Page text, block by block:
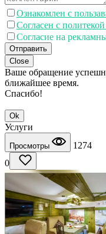
Ознакомлен с
Согласен с
Согласие на
Отправить
Close
Ваше обращение
ближайшее время.
Спасибо!
Ok
Услуги
Просмотры
1274
0